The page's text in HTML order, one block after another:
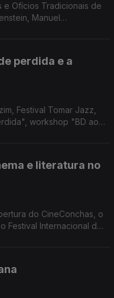
e Ofícios Tradicionais de
Manuel
perdida e a
Festival Tomar Jazz,
workshop "BD ao
e literatura no
do CineConchas, o
Festival Internacional do